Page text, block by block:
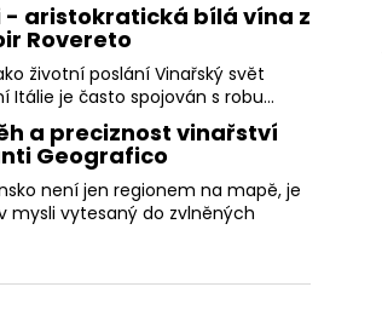
- aristokratická bílá vína z
Rovereto
životní poslání Vinařský svět
Itálie je často spojován s robu...
a preciznost vinařství
Geografico
není jen regionem na mapě, je
mysli vytesaný do zvlněných